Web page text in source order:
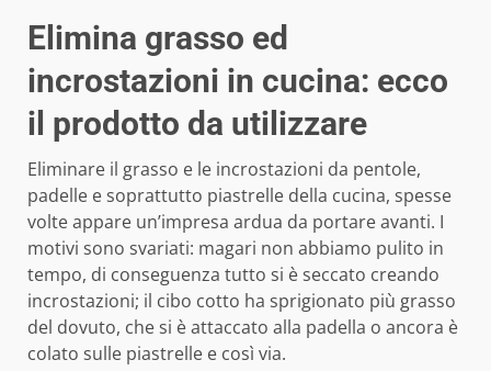
Elimina grasso ed
incrostazioni in cucina: ecco
il prodotto da utilizzare
Eliminare il grasso e le incrostazioni da pentole,
padelle e soprattutto piastrelle della cucina, spesse
volte appare un’impresa ardua da portare avanti. I
motivi sono svariati: magari non abbiamo pulito in
tempo, di conseguenza tutto si è seccato creando
incrostazioni; il cibo cotto ha sprigionato più grasso
del dovuto, che si è attaccato alla padella o ancora è
colato sulle piastrelle e così via.